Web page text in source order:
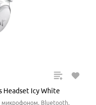
Headset Icy White
микрофоном, Bluetooth,